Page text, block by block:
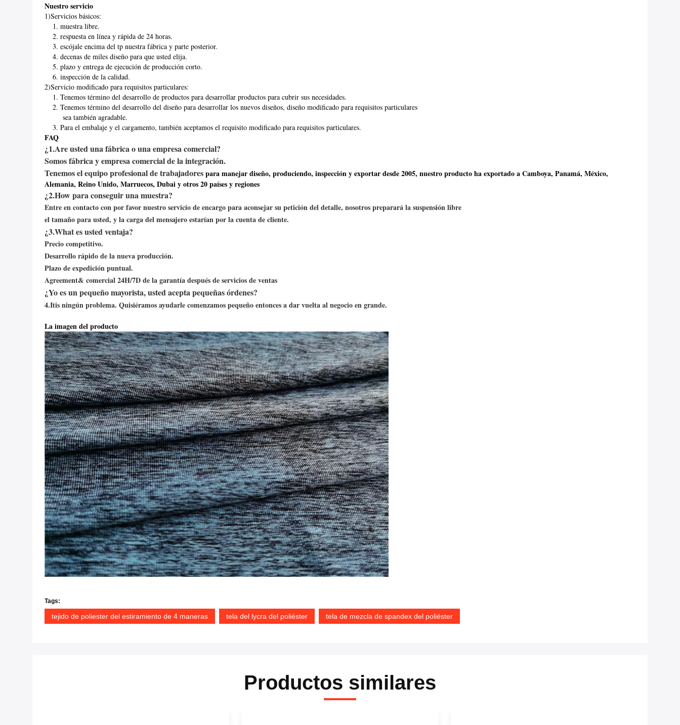
Nuestro servicio
1)Servicios básicos:
1. muestra libre.
2. respuesta en línea y rápida de 24 horas.
3. escójale encima del tp nuestra fábrica y parte posterior.
4. decenas de miles diseño para que usted elija.
5. plazo y entrega de ejecución de producción corto.
6. inspección de la calidad.
2)Servicio modificado para requisitos particulares:
1. Tenemos término del desarrollo de productos para desarrollar productos para cubrir sus necesidades.
2. Tenemos término del desarrollo del diseño para desarrollar los nuevos diseños, diseño modificado para requisitos particulares
sea también agradable.
3. Para el embalaje y el cargamento, también aceptamos el requisito modificado para requisitos particulares.
FAQ
¿1.Are usted una fábrica o una empresa comercial?
Somos fábrica y empresa comercial de la integración.
Tenemos el equipo profesional de trabajadorespara manejar diseño, produciendo, inspección y exportar desde 2005, nuestro producto ha exportadoa Camboya, Panamá, México,
Alemania, Reino Unido, Marruecos, Dubai y otros 20 países y regiones
¿2.How para conseguir una muestra?
Entre en contacto con por favor nuestro servicio de encargo para aconsejar su petición del detalle, nosotros preparará la suspensión libre
el tamaño para usted, y la carga del mensajero estarían por la cuenta de cliente.
¿3.What es usted ventaja?
Precio competitivo.
Desarrollo rápido de la nueva producción.
Plazo de expedición puntual.
Agreement& comercial 24H/7D de la garantía después de servicios de ventas
¿Yo es un pequeño mayorista, usted acepta pequeñas órdenes?
4.Itis ningún problema. Quisiéramos ayudarle comenzamos pequeño entonces a dar vuelta al negocio en grande.
La imagen del producto
Tags:
tejido de poliester del estiramiento de 4 maneras tela del lycra del poliéster tela de mezcla de spandex del poliéster
Productos similares